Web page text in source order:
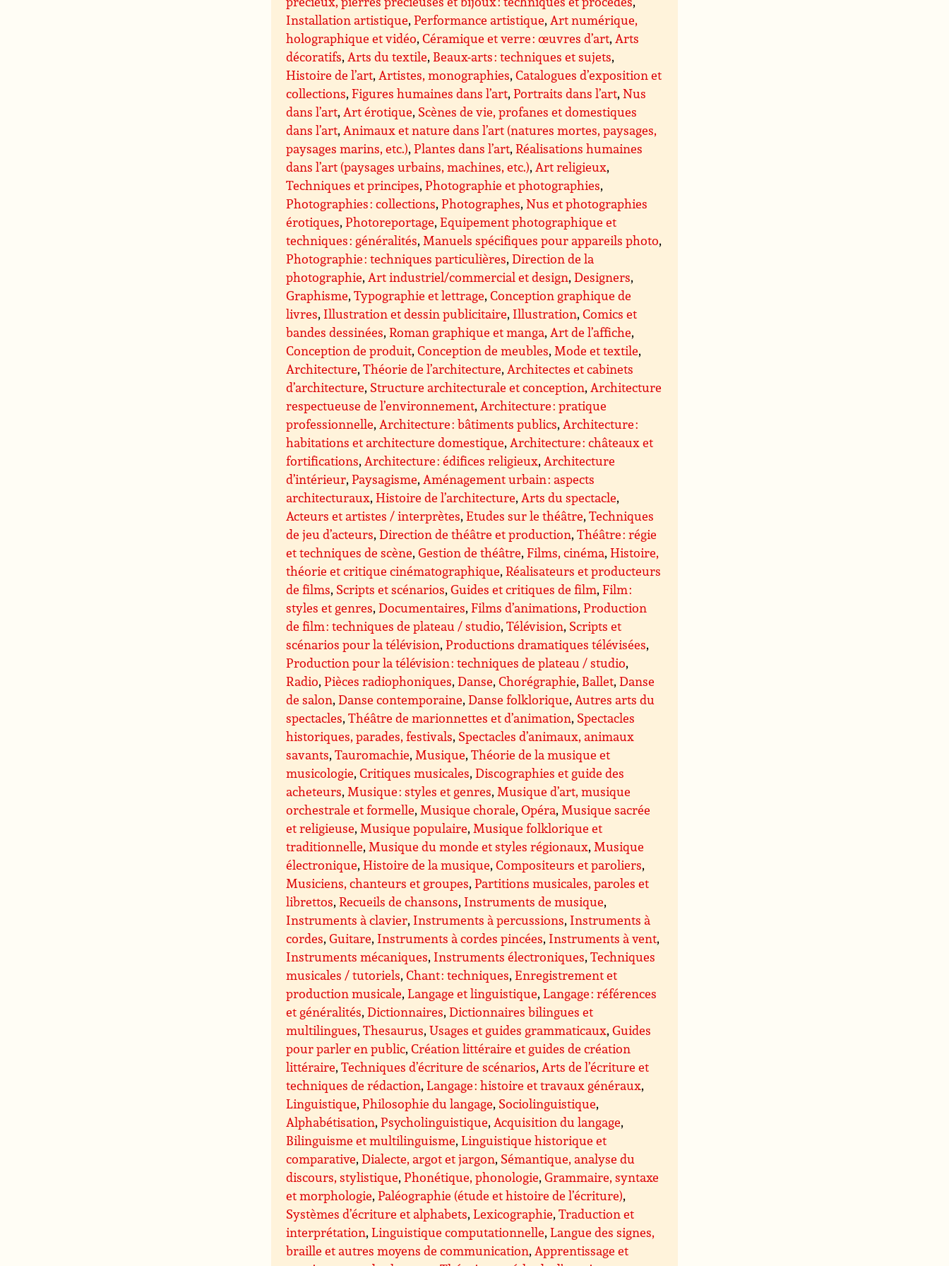
Installation artistique,Performance artistique,Art numérique,
holographique et vidéo,Céramique et verre : œuvres d’art,Arts
décoratifs,Arts du textile, Beaux-arts : techniques et sujets,
Histoire de l’art,Artistes, monographies,Catalogues d’exposition et
collections,Figures humaines dans l’art,Portraits dans l’art,Nus
dans l’art,Art érotique, Scènes de vie, profanes et domestiques
dans l’art,Animaux et nature dans l’art (natures mortes, paysages,
paysages marins, etc.),Plantes dans l’art,Réalisations humaines
dans l’art (paysages urbains, machines, etc.),Art religieux,
Techniques et principes,Photographie et photographies,
Photographies : collections,Photographes,Nus et photographies
érotiques,Photoreportage,Equipement photographique et
techniques : généralités,Manuels spécifiques pour appareils photo,
Photographie : techniques particulières,Direction de la
photographie,Art industriel/commercial et design,Designers,
Graphisme,Typographie et lettrage,Conception graphique de
livres, Illustration et dessin publicitaire, Illustration,Comics et
bandes dessinées,Roman graphique et manga,Art de l’affiche,
Conception de produit,Conception de meubles,Mode et textile,
Architecture,Théorie de l’architecture,Architectes et cabinets
d’architecture, Structure architecturale et conception,Architecture
respectueuse de l’environnement,Architecture : pratique
professionnelle,Architecture : bâtiments publics,Architecture :
habitations et architecture domestique,Architecture : châteaux et
fortifications,Architecture : édifices religieux,Architecture
d’intérieur,Paysagisme,Aménagement urbain : aspects
architecturaux,Histoire de l’architecture,Arts du spectacle,
Acteurs et artistes / interprètes,Etudes sur le théâtre,Techniques
de jeu d’acteurs,Direction de théâtre et production,Théâtre : régie
et techniques de scène,Gestion de théâtre,Films, cinéma,Histoire,
théorie et critique cinématographique,Réalisateurs et producteurs
de films, Scripts et scénarios,Guides et critiques de film,Film :
styles et genres,Documentaires,Films d’animations,Production
de film : techniques de plateau / studio,Télévision, Scripts et
scénarios pour la télévision,Productions dramatiques télévisées,
Production pour la télévision : techniques de plateau / studio,
Radio,Pièces radiophoniques,Danse,Chorégraphie, Ballet,Danse
de salon,Danse contemporaine,Danse folklorique,Autres arts du
spectacles,Théâtre de marionnettes et d’animation, Spectacles
historiques, parades, festivals, Spectacles d’animaux, animaux
savants,Tauromachie,Musique,Théorie de la musique et
musicologie,Critiques musicales,Discographies et guide des
acheteurs,Musique : styles et genres,Musique d’art, musique
orchestrale et formelle,Musique chorale,Opéra,Musique sacrée
et religieuse,Musique populaire,Musique folklorique et
traditionnelle,Musique du monde et styles régionaux,Musique
électronique,Histoire de la musique,Compositeurs et paroliers,
Musiciens, chanteurs et groupes,Partitions musicales, paroles et
librettos,Recueils de chansons, Instruments de musique,
Instruments à clavier, Instruments à percussions, Instruments à
cordes,Guitare, Instruments à cordes pincées, Instruments à vent,
Instruments mécaniques, Instruments électroniques,Techniques
musicales / tutoriels,Chant : techniques,Enregistrement et
production musicale,Langage et linguistique,Langage : références
et généralités,Dictionnaires,Dictionnaires bilingues et
multilingues,Thesaurus,Usages et guides grammaticaux,Guides
pour parler en public,Création littéraire et guides de création
littéraire,Techniques d’écriture de scénarios,Arts de l’écriture et
techniques de rédaction,Langage : histoire et travaux généraux,
Linguistique,Philosophie du langage, Sociolinguistique,
Alphabétisation,Psycholinguistique,Acquisition du langage,
Bilinguisme et multilinguisme,Linguistique historique et
comparative,Dialecte, argot et jargon, Sémantique, analyse du
discours, stylistique,Phonétique, phonologie,Grammaire, syntaxe
et morphologie,Paléographie (étude et histoire de l’écriture),
Systèmes d’écriture et alphabets,Lexicographie,Traduction et
interprétation,Linguistique computationnelle,Langue des signes,
braille et autres moyens de communication,Apprentissage et